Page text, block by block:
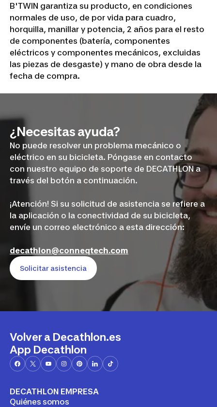
B'TWIN garantiza su producto, en condiciones
normales de uso, de por vida para cuadro,
horquilla, manillar y potencia, 2 años para el resto
de componentes (batería, componentes
eléctricos y componentes mecánicos, excluidas
las piezas de desgaste) y mano de obra desde la
fecha de compra.
¿Necesitas ayuda?
No puede resolver un problema mecánico o
eléctrico en su bicicleta. Póngase en contacto
con nuestro equipo de soporte de DECATHLON a
través del botón a continuación.
¡Atención! Si su solicitud de asistencia se refiere a
la aplicación o la conectividad de su bicicleta,
envíe un correo electrónico a esta dirección:
decathlon@conneqtech.com
Solicitar asistencia
Volver a Decathlon.es
App Decathlon
DECATHLON EMPRESA
Quiénes somos